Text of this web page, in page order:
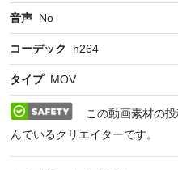
音声 No
コーデック h264
タイプ MOV
この動画素材の
んでいるクリエイターです。